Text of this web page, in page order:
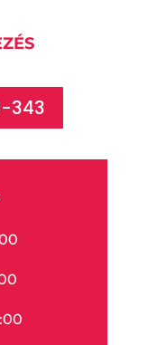
343